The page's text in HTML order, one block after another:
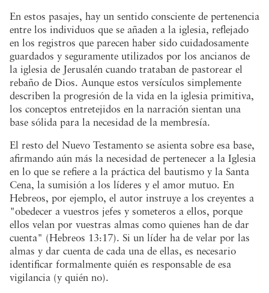
En estos pasajes, hay un sentido consciente de pertenencia
entre los individuos que se añaden a la iglesia, reflejado
en los registros que parecen haber sido cuidadosamente
guardados y seguramente utilizados por los ancianos de
la iglesia de Jerusalén cuando trataban de pastorear el
rebaño de Dios. Aunque estos versículos simplemente
describen la progresión de la vida en la iglesia primitiva,
los conceptos entretejidos en la narración sientan una
base sólida para la necesidad de la membresía.
El resto del Nuevo Testamento se asienta sobre esa base,
afirmando aún más la necesidad de pertenecer a la Iglesia
en lo que se refiere a la práctica del bautismo y la Santa
Cena, la sumisión a los líderes y el amor mutuo. En
Hebreos, por ejemplo, el autor instruye a los creyentes a
"obedecer a vuestros jefes y someteros a ellos, porque
ellos velan por vuestras almas como quienes han de dar
cuenta" (Hebreos 13:17). Si un líder ha de velar por las
almas y dar cuenta de cada una de ellas, es necesario
identificar formalmente quién es responsable de esa
vigilancia (y quién no).